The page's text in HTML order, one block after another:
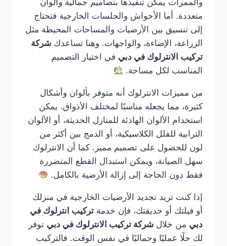
والممرات يمكن تنفيذها بتصاميم جمالية وألوان
متعددة. أما الأحواش والجلسات الخارجية فتحتاج
إلى تنسيق بين الأرضيات والمساحات المحيطة مثل
الزراعة، الإضاءة، والواجهات. وهنا تساعدك شركة
تركيب الانترلوك في دبي في اختيار التصميم
المناسب لكل مساحة.
من مميزات الانترلوك أنه متوفر بألوان وأشكال
كثيرة، مما يجعله مناسبًا لمختلف الأذواق. يمكن
استخدام الألوان الهادئة للمنازل الحديثة، أو الألوان
الترابية للفلل الكلاسيكية، أو الدمج بين أكثر من
لون للحصول على تصميم مميز. كما أن الانترلوك
سهل الصيانة، ويمكن استبدال القطع المتضررة
فقط دون الحاجة إلى إزالة الأرضية بالكامل.
إذا كنت تريد تجديد الأرضيات الخارجية في منزلك
أو فيلتك أو حديقتك، فإن خدمة تركيب انترلوك في
دبي من خلال شركة تركيب الانترلوك في دبي توفر
لك حلًا عمليًا وجماليًا في نفس الوقت. فالتركيب